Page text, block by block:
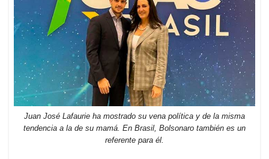
Juan José Lafaurie ha mostrado su vena política y de la misma
tendencia a la de su mamá. En Brasil, Bolsonaro también es un
referente para él.